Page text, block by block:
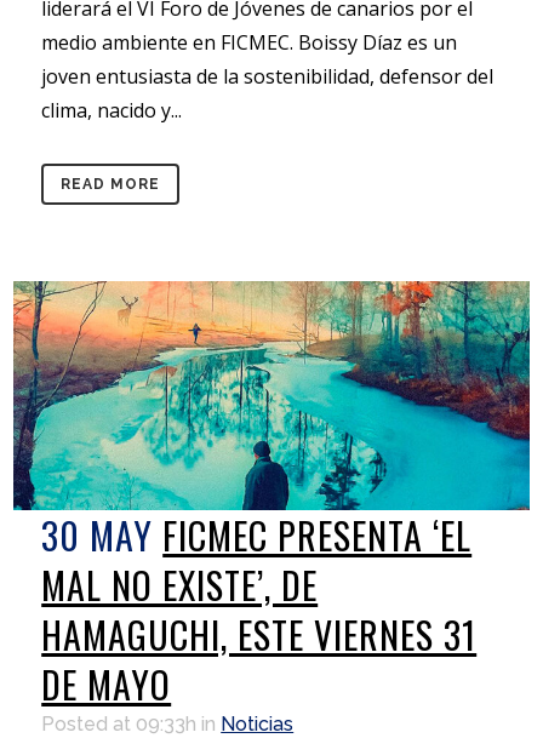
liderará el VI Foro de Jóvenes de canarios por el
medio ambiente en FICMEC. Boissy Díaz es un
joven entusiasta de la sostenibilidad, defensor del
clima, nacido y...
READ MORE
30 MAY FICMEC PRESENTA ‘EL
MAL NO EXISTE’, DE
HAMAGUCHI, ESTE VIERNES 31
DE MAYO
Posted at 09:33h in Noticias